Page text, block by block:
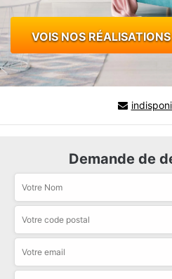
VOIS NOS RÉALISATIONS
Demande de